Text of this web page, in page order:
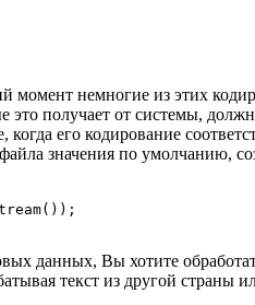
немногие из этих
получает от системы,
его кодирование
значения по умолчанию,
данных, Вы хотите
текст из другой страны